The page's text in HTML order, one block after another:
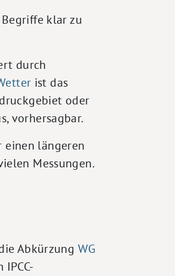
klar zu
durch
ist das
oder
vorhersagbar.
einen längeren
Messungen.
Abkürzung WG